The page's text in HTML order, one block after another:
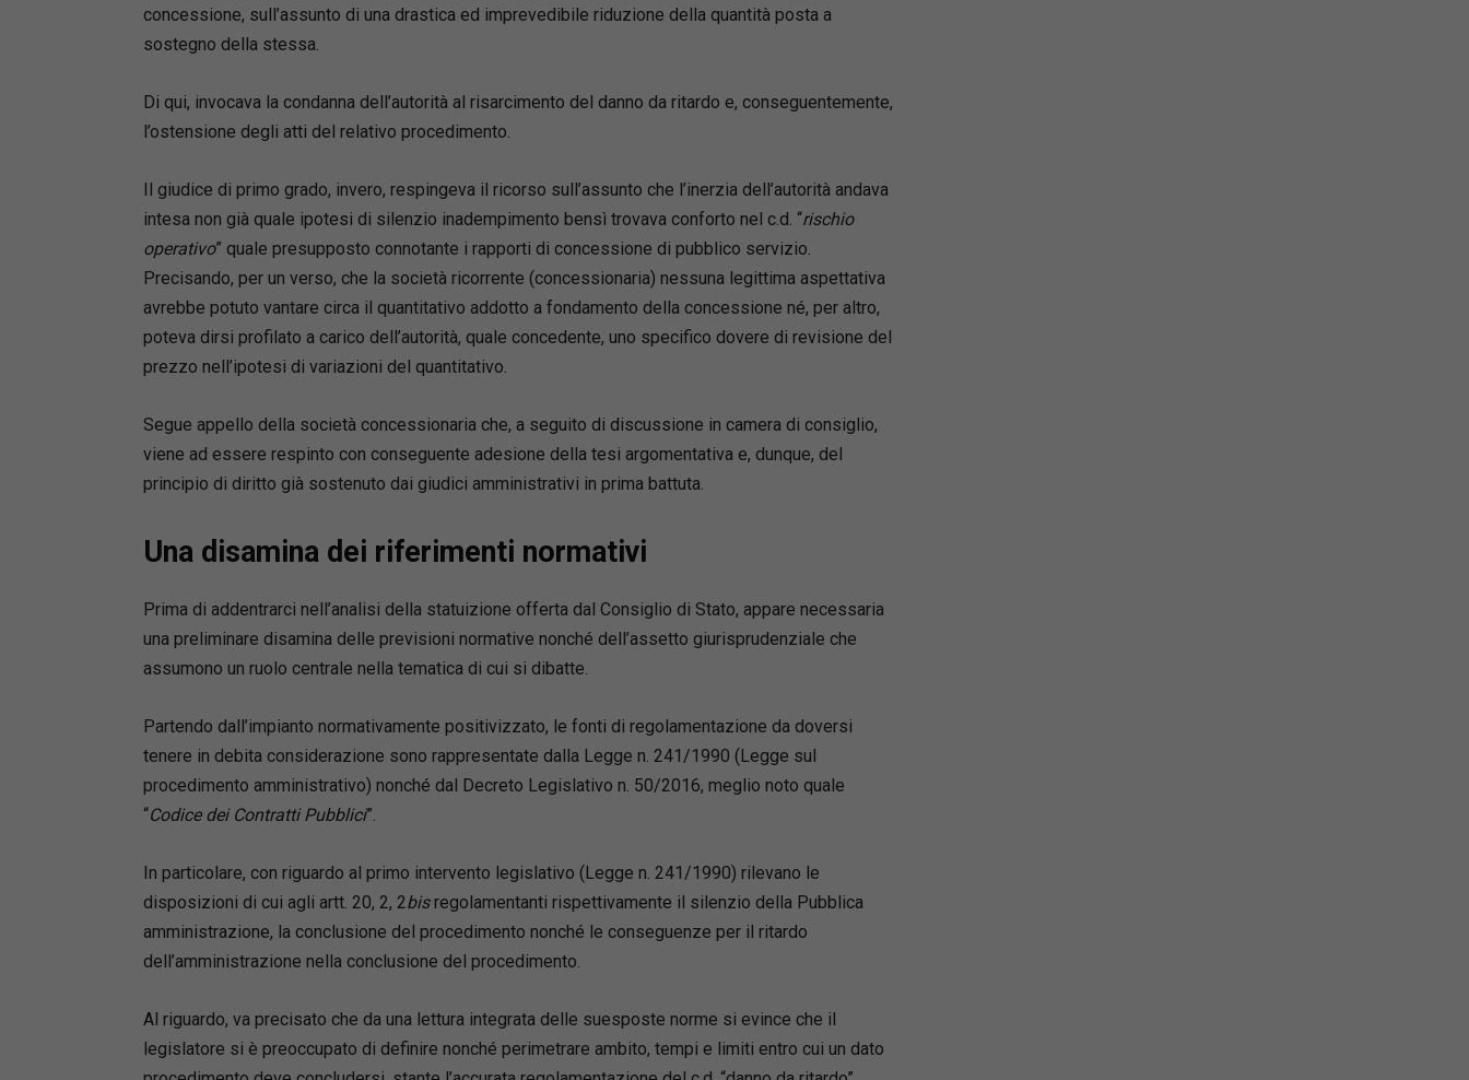
concessione, sull’assunto di una drastica ed imprevedibile riduzione della quantità posta a
sostegno della stessa.
Di qui, invocava la condanna dell’autorità al risarcimento del danno da ritardo e, conseguentemente,
l’ostensione degli atti del relativo procedimento.
Il giudice di primo grado, invero, respingeva il ricorso sull’assunto che l’inerzia dell’autorità andava
intesa non già quale ipotesi di silenzio inadempimento bensì trovava conforto nel c.d. “rischio
operativo” quale presupposto connotante i rapporti di concessione di pubblico servizio.
Precisando, per un verso, che la società ricorrente (concessionaria) nessuna legittima aspettativa
avrebbe potuto vantare circa il quantitativo addotto a fondamento della concessione né, per altro,
poteva dirsi profilato a carico dell’autorità, quale concedente, uno specifico dovere di revisione del
prezzo nell’ipotesi di variazioni del quantitativo.
Segue appello della società concessionaria che, a seguito di discussione in camera di consiglio,
viene ad essere respinto con conseguente adesione della tesi argomentativa e, dunque, del
principio di diritto già sostenuto dai giudici amministrativi in prima battuta.
Una disamina dei riferimenti normativi
Prima di addentrarci nell’analisi della statuizione offerta dal Consiglio di Stato, appare necessaria
una preliminare disamina delle previsioni normative nonché dell’assetto giurisprudenziale che
assumono un ruolo centrale nella tematica di cui si dibatte.
Partendo dall’impianto normativamente positivizzato, le fonti di regolamentazione da doversi
tenere in debita considerazione sono rappresentate dalla Legge n. 241/1990 (Legge sul
procedimento amministrativo) nonché dal Decreto Legislativo n. 50/2016, meglio noto quale
“Codice dei Contratti Pubblici”.
In particolare, con riguardo al primo intervento legislativo (Legge n. 241/1990) rilevano le
disposizioni di cui agli artt. 20, 2, 2bisregolamentanti rispettivamente il silenzio della Pubblica
amministrazione, la conclusione del procedimento nonché le conseguenze per il ritardo
dell’amministrazione nella conclusione del procedimento.
Al riguardo, va precisato che da una lettura integrata delle suesposte norme si evince che il
legislatore si è preoccupato di definire nonché perimetrare ambito, tempi e limiti entro cui un dato